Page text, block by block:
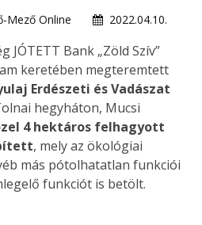
Mező Online 2022.04.10.
JÓTETT Bank „Zöld Szív”
keretében megteremtett
Erdészeti és Vadászat
hegyháton, Mucsi
4 hektáros felhagyott
, mely az ökológiai
más pótolhatatlan funkciói
funkciót is betölt.